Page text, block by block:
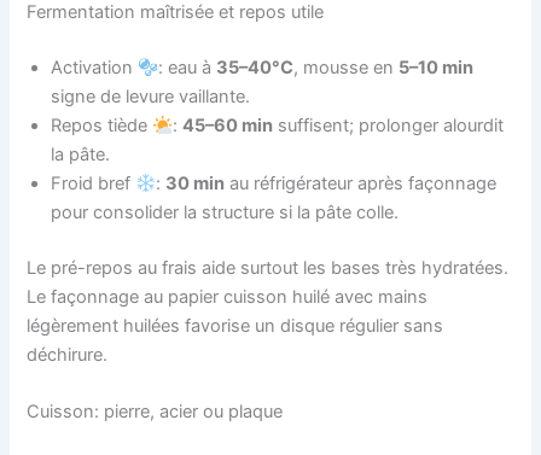
Fermentation maîtrisée et repos utile
Activation : eau à 35–40°C, mousse en 5–10 min
signe de levure vaillante.
Repos tiède
:45–60 min suffisent; prolonger alourdit
la pâte.
Froid bref
: 30 min au réfrigérateur après façonnage
pour consolider la structure si la pâte colle.
Le pré-repos au frais aide surtout les bases très hydratées.
Le façonnage au papier cuisson huilé avec mains
légèrement huilées favorise un disque régulier sans
déchirure.
Cuisson: pierre, acier ou plaque